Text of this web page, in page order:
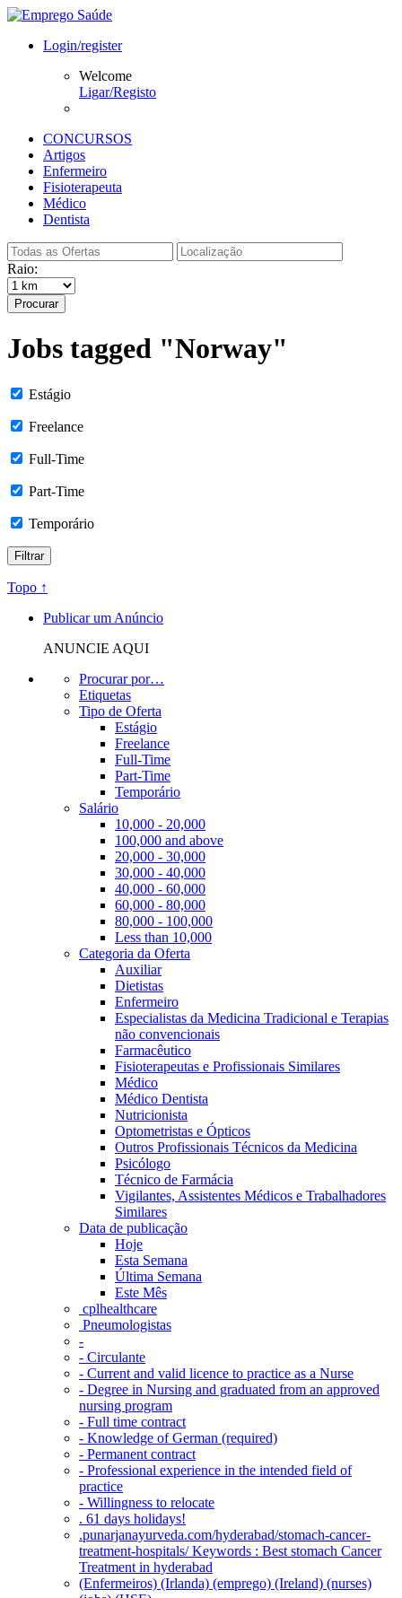
Login/register
Welcome
Ligar/Registo
CONCURSOS
Artigos
Enfermeiro
Fisioterapeuta
Médico
Dentista
Raio:
Procurar
Jobs tagged "Norway"
Estágio
Freelance
Full-Time
Part-Time
Temporário
Topo ↑
Publicar um Anúncio
ANUNCIE AQUI
Procurar por…
Etiquetas
Tipo de Oferta
Estágio
Freelance
Full-Time
Part-Time
Temporário
Salário
10,000 - 20,000
100,000 and above
20,000 - 30,000
30,000 - 40,000
40,000 - 60,000
60,000 - 80,000
80,000 - 100,000
Less than 10,000
Categoria da Oferta
Auxiliar
Dietistas
Enfermeiro
Especialistas da Medicina Tradicional e Terapias
não convencionais
Farmacêutico
Fisioterapeutas e Profissionais Similares
Médico
Médico Dentista
Nutricionista
Optometristas e Ópticos
Outros Profissionais Técnicos da Medicina
Psicólogo
Técnico de Farmácia
Vigilantes, Assistentes Médicos e Trabalhadores
Similares
Data de publicação
Hoje
Esta Semana
Última Semana
Este Mês
‎ cplhealthcare‬
Pneumologistas
-
- Circulante
- Current and valid licence to practice as a Nurse
- Degree in Nursing and graduated from an approved
nursing program
- Full time contract
- Knowledge of German (required)
- Permanent contract
- Professional experience in the intended field of
practice
- Willingness to relocate
. 61 days holidays!
.punarjanayurveda.com/hyderabad/stomach-cancer-
treatment-hospitals/ Keywords : Best stomach Cancer
Treatment in hyderabad
(Enfermeiros) (Irlanda) (emprego) (Ireland) (nurses)